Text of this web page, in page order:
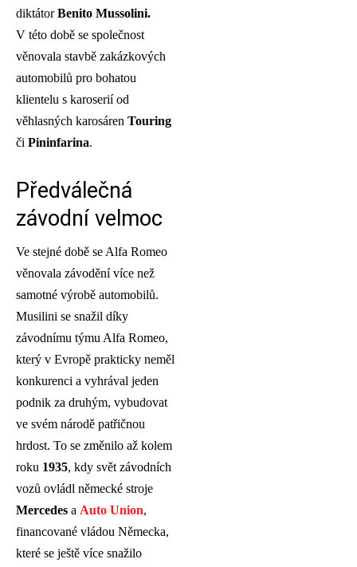
diktátorBenito Mussolini.
V této době se společnost
věnovala stavbě zakázkových
automobilů pro bohatou
klientelu s karoserií od
věhlasných karosáren Touring
či Pininfarina.
Předválečná
závodní velmoc
Ve stejné době se Alfa Romeo
věnovala závodění více než
samotné výrobě automobilů.
Musilini se snažil díky
závodnímu týmu Alfa Romeo,
který v Evropě prakticky neměl
konkurenci a vyhrával jeden
podnik za druhým, vybudovat
ve svém národě patřičnou
hrdost. To se změnilo až kolem
roku 1935, kdy svět závodních
vozů ovládl německé stroje
Mercedes a Auto Union,
financované vládou Německa,
které se ještě více snažilo